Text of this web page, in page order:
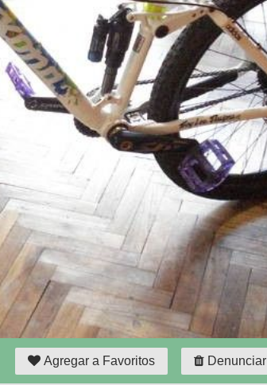
Agregar a Favoritos Denunciar